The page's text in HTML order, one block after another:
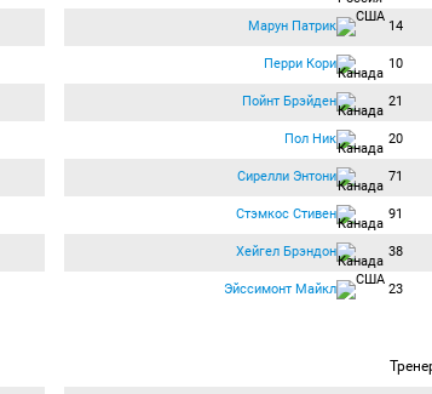
Марун Патрик 14
Перри Кори 10
Пойнт Брэйден 21
Пол Ник 20
Сирелли Энтони 71
Стэмкос Стивен 91
Хейгел Брэндон 38
Эйссимонт Майкл 23